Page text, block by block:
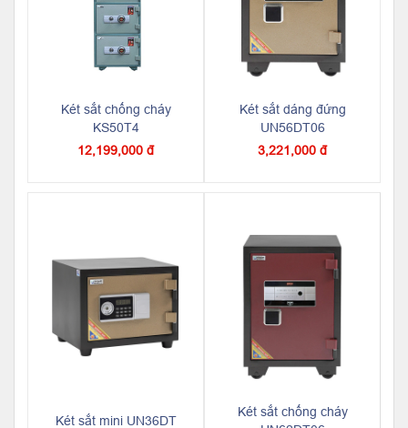
Két sắt chống cháy
KS50T4
12,199,000 đ
Két sắt dáng đứng
UN56DT06
3,221,000 đ
Két sắt mini UN36DT
Két sắt chống cháy